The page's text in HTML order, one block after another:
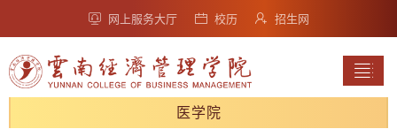
网上服务大厅 校历 招生网
医学院